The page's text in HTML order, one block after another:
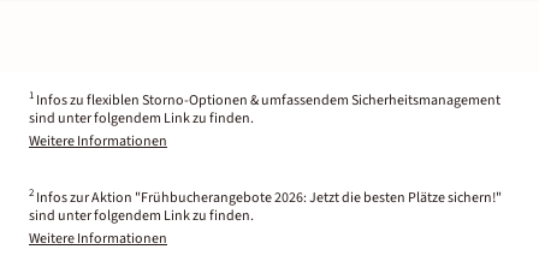
1 Infos zu flexiblen Storno-Optionen & umfassendem Sicherheitsmanagement
sind unter folgendem Link zu finden.
Weitere Informationen
2 Infos zur Aktion "Frühbucherangebote 2026: Jetzt die besten Plätze sichern!"
sind unter folgendem Link zu finden.
Weitere Informationen